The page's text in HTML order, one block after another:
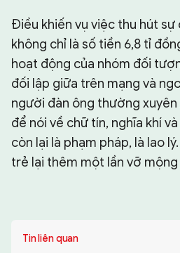
Điều khiến vụ việc thu hút sự
không chỉ là số tiền 6,8 tỉ
hoạt động của nhóm đối
đối lập giữa trên mạng và
người đàn ông thường
để nói về chữ tín, nghĩa khí
còn lại là phạm pháp, là lao
trẻ lại thêm một lần vỡ
Tin liên quan